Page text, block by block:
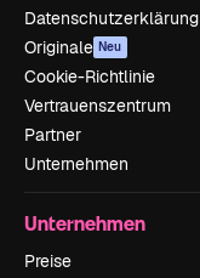
Datenschutzerklärung
Originale Neu
Cookie-Richtlinie
Vertrauenszentrum
Partner
Unternehmen
Unternehmen
Preise